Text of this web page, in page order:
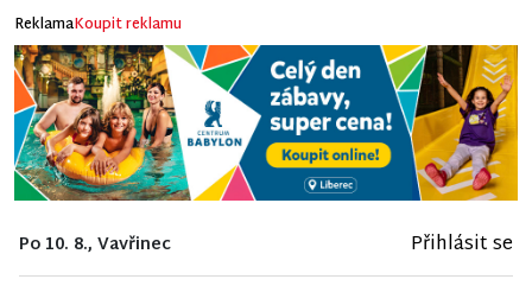
ReklamaKoupit reklamu
Po 10. 8., Vavřinec Přihlásit se